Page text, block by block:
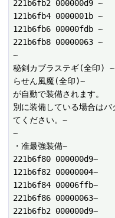
221b6fb2 000000d9 ~
121b6fb4 0000001b ~
121b6fb6 00000fdb ~
221b6fb8 00000063 ~
~
秘剣カブラステギ(全印) ~
らせん風魔(全印)~
が自動で装備されます。
別に装備している場合は
てください。~
~
・准最強装備~
221b6f80 000000d9~
121b6f82 00000004~
121b6f84 00006ffb~
221b6f86 00000063~
221b6fb2 000000d9~